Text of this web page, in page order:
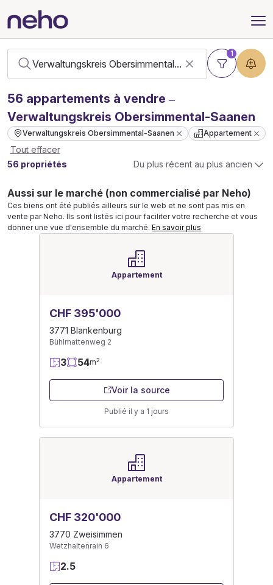
1
56 appartements à vendre –
Verwaltungskreis Obersimmental-Saanen
Verwaltungskreis Obersimmental-Saanen Appartement
Tout effacer
56 propriétés
Du plus récent au plus ancien
Aussi sur le marché (non commercialisé par Neho)
Ces biens ont été publiés ailleurs sur le web et ne sont pas mis en
vente par Neho. Ils sont listés ici pour faciliter votre recherche et vous
donner une vue d'ensemble du marché. En savoir plus
Appartement
CHF 395'000
3771 Blankenburg
Bühlmattenweg 2
3 54m2
Voir la source
Publié il y a 1 jours
Appartement
CHF 320'000
3770 Zweisimmen
Wetzhaltenrain 6
2.5